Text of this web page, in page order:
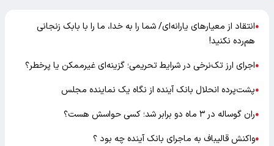
●انتقاد از معیارهای یارانه‌ای/ شما را به خدا، ما را با بابک زنجانی
هم‌رده نکنید!
●اجرای ارز تک‌نرخی در شرایط تحریمی؛ گزینه‌ای غیرممکن یا پرخطر؟
●پشت‌پرده انحلال بانک آینده از نگاه یک نماینده مجلس
●ران گوساله در ۳ ماه دو برابر شد؛ کسی حواسش هست؟
●واکنش قالیباف به ماجرای بانک آینده چه بود ؟